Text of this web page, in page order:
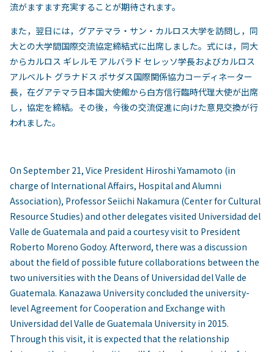
流がますます充実することが期待されます。
また，翌日には，グアテマラ・サン・カルロス大学を訪問し，同
大との大学間国際交流協定締結式に出席しました。式には，同大
からカルロス ギレルモ アルバラド セレッソ学長およびカルロス
アルベルト グラナドス ポサダス国際関係協力コーディネーター
長，在グアテマラ日本国大使館から白方信行臨時代理大使が出席
し，協定を締結。その後，今後の交流促進に向けた意見交換が行
われました。
On September 21, Vice President Hiroshi Yamamoto (in
charge of International Affairs, Hospital and Alumni
Association), Professor Seiichi Nakamura (Center for Cultural
Resource Studies) and other delegates visited Universidad del
Valle de Guatemala and paid a courtesy visit to President
Roberto Moreno Godoy. Afterword, there was a discussion
about the field of possible future collaborations between the
two universities with the Deans of Universidad del Valle de
Guatemala. Kanazawa University concluded the university-
level Agreement for Cooperation and Exchange with
Universidad del Valle de Guatemala University in 2015.
Through this visit, it is expected that the relationship